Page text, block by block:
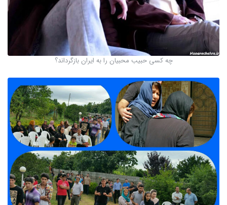
چه کسی حبیب محبیان را به ایران بازگرداند؟